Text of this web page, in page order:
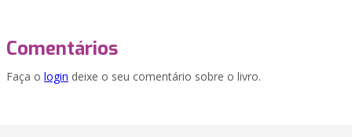
Comentários
Faça o login deixe o seu comentário sobre o livro.